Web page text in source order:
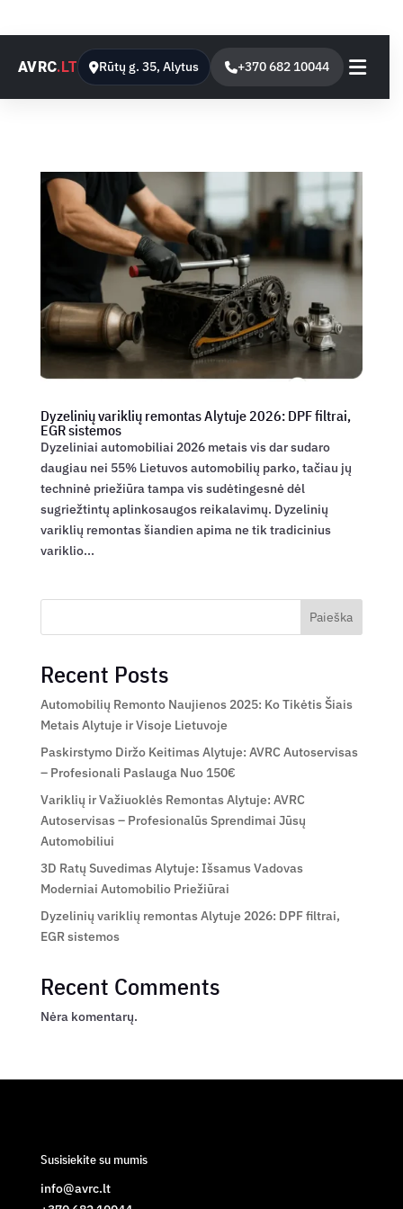
AVRC.LT Rūtų g. 35, Alytus +370 682 10044
Dyzelinių variklių remontas Alytuje 2026: DPF filtrai,
EGR sistemos
Dyzeliniai automobiliai 2026 metais vis dar sudaro
daugiau nei 55% Lietuvos automobilių parko, tačiau jų
techninė priežiūra tampa vis sudėtingesnė dėl
sugriežtintų aplinkosaugos reikalavimų. Dyzelinių
variklių remontas šiandien apima ne tik tradicinius
variklio...
Paieška
Recent Posts
Automobilių Remonto Naujienos 2025: Ko Tikėtis Šiais
Metais Alytuje ir Visoje Lietuvoje
Paskirstymo Diržo Keitimas Alytuje: AVRC Autoservisas
– Profesionali Paslauga Nuo 150€
Variklių ir Važiuoklės Remontas Alytuje: AVRC
Autoservisas – Profesionalūs Sprendimai Jūsų
Automobiliui
3D Ratų Suvedimas Alytuje: Išsamus Vadovas
Moderniai Automobilio Priežiūrai
Dyzelinių variklių remontas Alytuje 2026: DPF filtrai,
EGR sistemos
Recent Comments
Nėra komentarų.
Susisiekite su mumis
info@avrc.lt